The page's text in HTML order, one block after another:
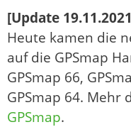
[Update
Heute kamen die
auf die GPSmap
GPSmap 66,
GPSmap 64. Mehr
GPSmap.